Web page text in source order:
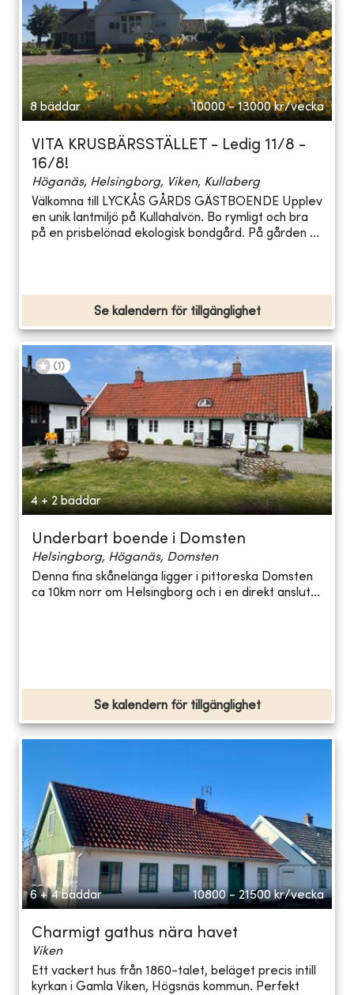
8 bäddar 10000 - 13000 kr/vecka
VITA KRUSBÄRSSTÄLLET - Ledig 11/8 -
16/8!
Höganäs, Helsingborg, Viken, Kullaberg
Välkomna till LYCKÅS GÅRDS GÄSTBOENDE Upplev
en unik lantmiljö på Kullahalvön. Bo rymligt och bra
på en prisbelönad ekologisk bondgård. På gården ...
Se kalendern för tillgänglighet
(1 )
4 + 2 bäddar
Underbart boende i Domsten
Helsingborg, Höganäs, Domsten
Denna fina skånelänga ligger i pittoreska Domsten
ca 10km norr om Helsingborg och i en direkt anslut...
Se kalendern för tillgänglighet
6 + 4 bäddar 10800 - 21500 kr/vecka
Charmigt gathus nära havet
Viken
Ett vackert hus från 1860-talet, beläget precis intill
kyrkan i Gamla Viken, Högsnäs kommun. Perfekt